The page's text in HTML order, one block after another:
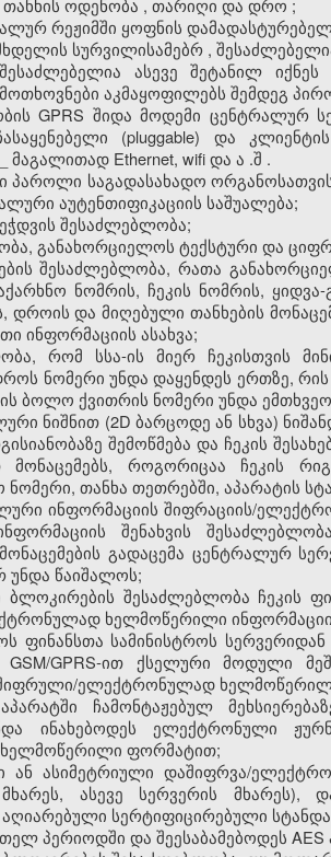
თანხის ოდენობა , თარიღი და დრო ;
რეჟიმში ყოფნის
სურვილისამებრ,
შესაძლებელია ასევე შეტანილ იქნეს
მოთხოვნები აკმაყოფილებს შემდეგ
GPRS შიდა მოდემი ცენტრალურ
(pluggable) და
კლიენტის
მაგალითად Ethernet, wifiდა ა .შ .
პაროლი საგადასახადო
აუტენთიფიკაციის საშუალება;
შესაძლებლობა;
განახორციელოს ტექსტური და
შესაძლებლობა, რათა
ნომრის, ჩეკის ნომრის,
დროის და მიღებული თანხების
ინფორმაციის ასახვა;
რომ სსა-ის მიერ ჩეკისთვის
ნომერი უნდა დაყენდეს ერთზე,
ბოლო ქვითრის ნომერი უნდა
ნიშნით (2D ბარცოდე ან სხვა)
შემოწმება და ჩეკის
მონაცემებს, როგორიცაა ჩეკის
ნომერი, თანხა თეთრებში, აპარატის
ინფორმაციის შიფრაციის/
შენახვის
გადაცემა ცენტრალურ
უნდა წაიშალოს;
ბლოკირების შესაძლებლობა ჩეკის
ხელმოწერილი
ფინანსთა სამინისტროს
GSM/GPRS-ით ქსელური მოდული
ელექტრონულად
ჩამონტაჟებულ
უნდა ინახებოდეს ელექტრონული
ფორმატით;
ან ასიმეტრიული დაშიფრვა/
ასევე სერვერის
აღიარებული სერტიფიცირებული
მთელ პერიოდში და შეესაბამებოდეს AES